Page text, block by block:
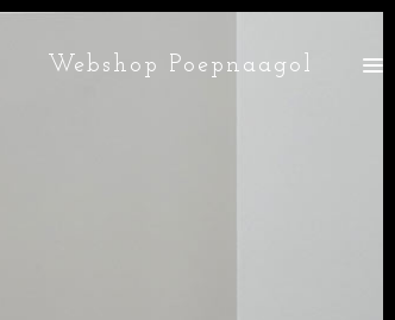
Webshop Poepnaagol